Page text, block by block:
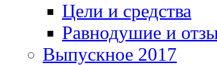
Цели и средства
Равнодушие и
Выпускное 2017